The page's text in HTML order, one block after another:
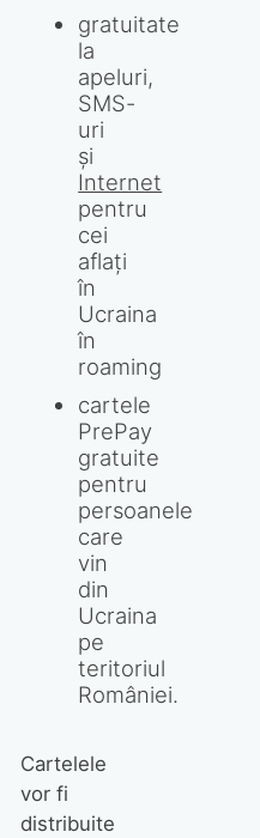
gratuitate
la
apeluri,
SMS-
uri
şi
Internet
pentru
cei
aflaţi
în
Ucraina
în
roaming
cartele
PrePay
gratuite
pentru
persoanele
care
vin
din
Ucraina
pe
teritoriul
României.
Cartelele
vor fi
distribuite